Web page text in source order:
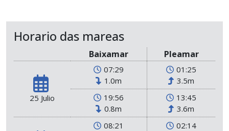
Horario das mareas
Baixamar Pleamar
25 Julio
07:29
1.0m
01:25
3.5m
19:56
0.8m
13:45
3.6m
08:21
02:14